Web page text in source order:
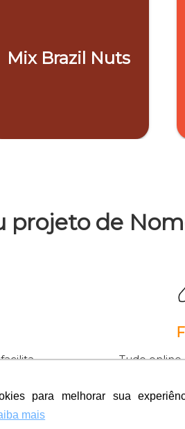
para melhorar sua
mais
Mix Brazil Nuts
projeto de
Tudo online
recebe a